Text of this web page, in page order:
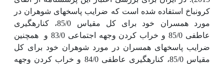
کرونباخ استفاده شده است که ضرایب پاسخ­های شوهران در
مورد همسران خود برای کل مقیاس 85/0، کناره­گیری
عاطفی 85/0 و خراب کردن وجهه اجتماعی 83/0 و
همچنین
ضرایب پاسخ­های همسران در مورد شوهران خود برای کل
مقیاس 85/0، کناره­گیری عاطفی 84/0 و خراب کردن وجهه